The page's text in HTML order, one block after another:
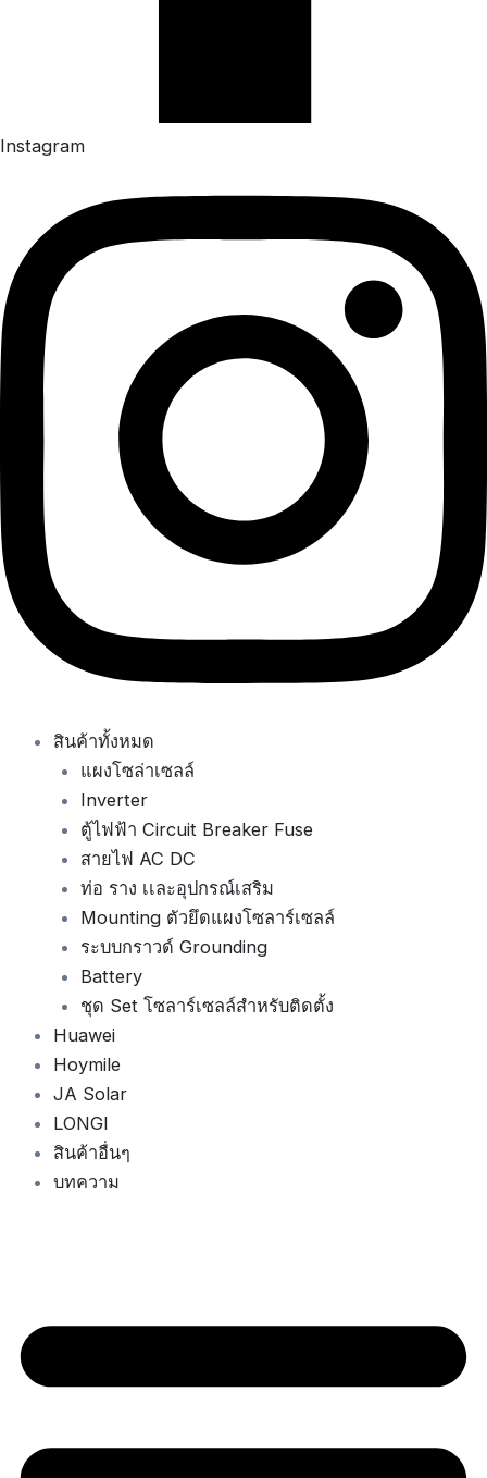
Instagram
สินค้าทั้งหมด
แผงโซล่าเซลล์
Inverter
ตู้ไฟฟ้า Circuit Breaker Fuse
สายไฟ AC DC
ท่อ ราง เเละอุปกรณ์เสริม
Mounting ตัวยึดแผงโซลาร์เซลล์
ระบบกราวด์ Grounding
Battery
ชุด Set โซลาร์เซลล์สำหรับติดตั้ง
Huawei
Hoymile
JA Solar
LONGI
สินค้าอื่นๆ
บทความ